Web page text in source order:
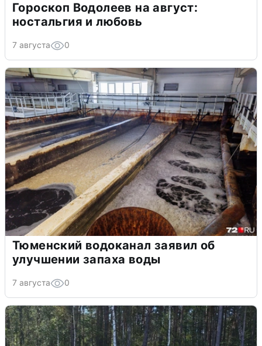
Гороскоп Водолеев на август:
ностальгия и любовь
7 августа 0
Тюменский водоканал заявил об
улучшении запаха воды
7 августа 0